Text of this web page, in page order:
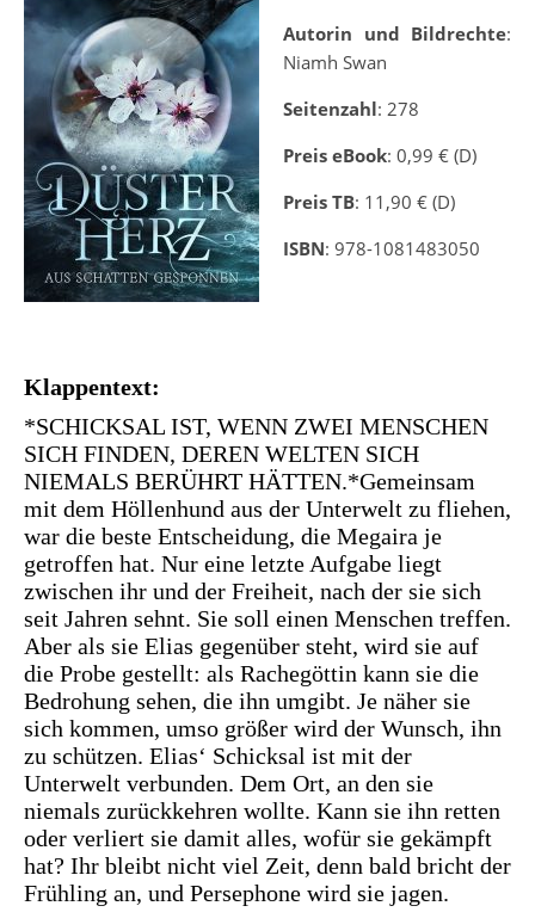
Autorin und Bildrechte:
Niamh Swan
Seitenzahl: 278
Preis eBook: 0,99 € (D)
Preis TB: 11,90 € (D)
ISBN: 978-1081483050
Klappentext:
*SCHICKSAL IST, WENN ZWEI MENSCHEN
SICH FINDEN, DEREN WELTEN SICH
NIEMALS BERÜHRT HÄTTEN.*Gemeinsam
mit dem Höllenhund aus der Unterwelt zu fliehen,
war die beste Entscheidung, die Megaira je
getroffen hat. Nur eine letzte Aufgabe liegt
zwischen ihr und der Freiheit, nach der sie sich
seit Jahren sehnt. Sie soll einen Menschen treffen.
Aber als sie Elias gegenüber steht, wird sie auf
die Probe gestellt: als Rachegöttin kann sie die
Bedrohung sehen, die ihn umgibt. Je näher sie
sich kommen, umso größer wird der Wunsch, ihn
zu schützen. Elias‘ Schicksal ist mit der
Unterwelt verbunden. Dem Ort, an den sie
niemals zurückkehren wollte. Kann sie ihn retten
oder verliert sie damit alles, wofür sie gekämpft
hat? Ihr bleibt nicht viel Zeit, denn bald bricht der
Frühling an, und Persephone wird sie jagen.